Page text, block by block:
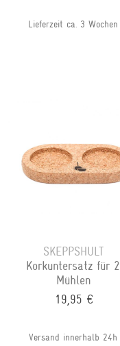
Lieferzeit ca. 3 Wochen
SKEPPSHULT
Korkuntersatz für 2
Mühlen
19,95 €
Versand innerhalb 24h